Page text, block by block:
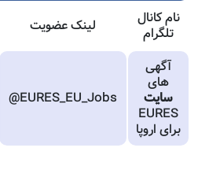
نام کانال
تلگرام
لینک عضویت
آگهی
های
سایت
EURES
برای اروپا
@EURES_EU_Jobs